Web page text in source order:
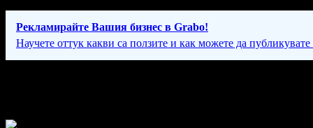
Рекламирайте Вашия бизнес в Grabo!
Научете оттук какви са ползите и как можете да публикувате